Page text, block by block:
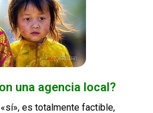
una agencia local?
es totalmente factible,